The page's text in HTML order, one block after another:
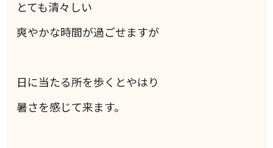
とても清々しい
爽やかな時間が過ごせますが
日に当たる所を歩くとやはり
暑さを感じて来ます。